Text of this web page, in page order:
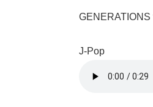
J-Pop